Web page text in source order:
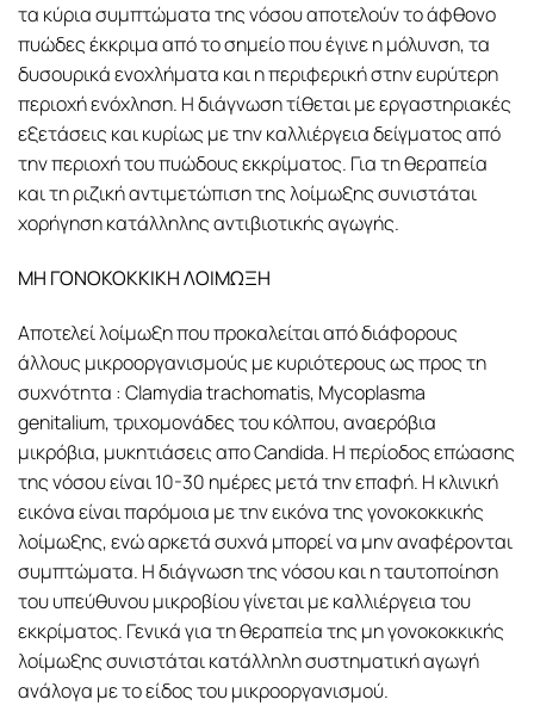
τα κύρια συμπτώματα της νόσου αποτελούν το άφθονο
πυώδες έκκριμα από το σημείο που έγινε η μόλυνση, τα
δυσουρικά ενοχλήματα και η περιφερική στην ευρύτερη
περιοχή ενόχληση. Η διάγνωση τίθεται με εργαστηριακές
εξετάσεις και κυρίως με την καλλιέργεια δείγματος από
την περιοχή του πυώδους εκκρίματος. Για τη θεραπεία
και τη ριζική αντιμετώπιση της λοίμωξης συνιστάται
χορήγηση κατάλληλης αντιβιοτικής αγωγής.
ΜΗ ΓΟΝΟΚΟΚΚΙΚΗ ΛΟΙΜΩΞΗ
Αποτελεί λοίμωξη που προκαλείται από διάφορους
άλλους μικροοργανισμούς με κυριότερους ως προς τη
συχνότητα : Clamydia trachomatis, Mycoplasma
genitalium, τριχομονάδες του κόλπου, αναερόβια
μικρόβια, μυκητιάσεις απο Candida. Η περίοδος επώασης
της νόσου είναι 10-30 ημέρες μετά την επαφή. Η κλινική
εικόνα είναι παρόμοια με την εικόνα της γονοκοκκικής
λοίμωξης, ενώ αρκετά συχνά μπορεί να μην αναφέρονται
συμπτώματα. Η διάγνωση της νόσου και η ταυτοποίηση
του υπεύθυνου μικροβίου γίνεται με καλλιέργεια του
εκκρίματος. Γενικά για τη θεραπεία της μη γονοκοκκικής
λοίμωξης συνιστάται κατάλληλη συστηματική αγωγή
ανάλογα με το είδος του μικροοργανισμού.